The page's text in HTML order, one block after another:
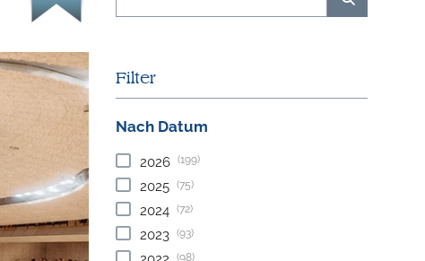
Filter
Nach Datum
2026 (199)
2025 (75)
2024 (72)
2023 (93)
2022 (98)